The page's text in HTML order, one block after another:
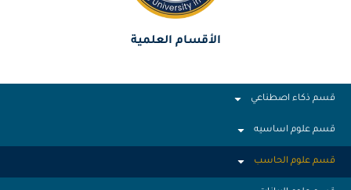
الأقسام العلمية
قسم ذكاء اصطناعي
قسم علوم اساسيه
قسم علوم الحاسب